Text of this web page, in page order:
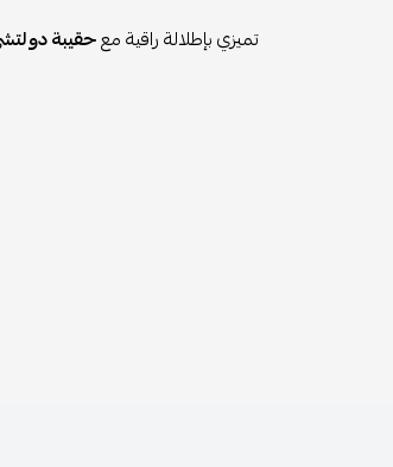
تميزي بإطلالة راقية معحقيبة